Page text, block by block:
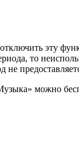
эту
то
можно